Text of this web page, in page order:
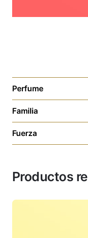
Perfume
Familia
Fuerza
Productos